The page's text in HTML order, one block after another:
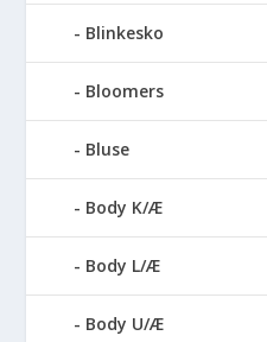
Blinkesko
Bloomers
Bluse
Body K/Æ
Body L/Æ
Body U/Æ